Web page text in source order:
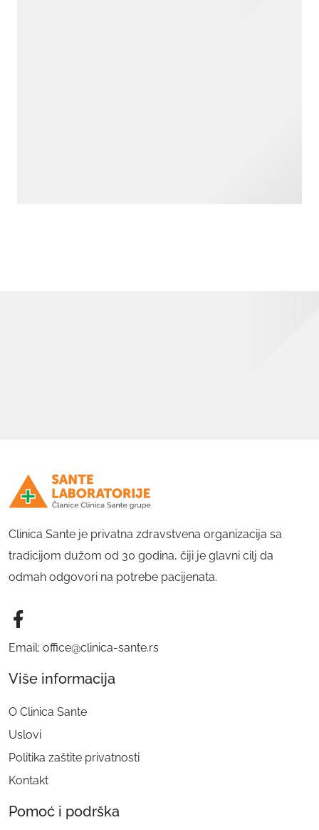
Clinica Sante je privatna zdravstvena organizacija sa
tradicijom dužom od 30 godina, čiji je glavni cilj da
odmah odgovori na potrebe pacijenata.
Email: office@clinica-sante.rs
Više informacija
O Clinica Sante
Uslovi
Politika zaštite privatnosti
Kontakt
Pomoć i podrška